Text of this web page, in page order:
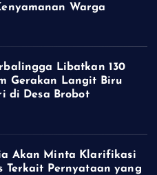
Warga
Libatkan 130
Gerakan Langit Biru
di Desa Brobot
Akan Minta Klarifikasi
Terkait Pernyataan yang